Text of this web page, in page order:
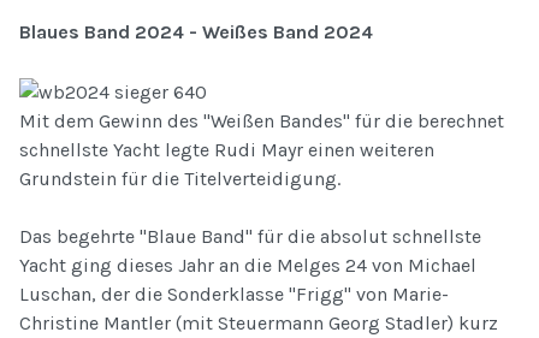
Blaues Band 2024 - Weißes Band 2024
Mit dem Gewinn des "Weißen Bandes" für die berechnet
schnellste Yacht legte Rudi Mayr einen weiteren
Grundstein für die Titelverteidigung.
Das begehrte "Blaue Band" für die absolut schnellste
Yacht ging dieses Jahr an die Melges 24 von Michael
Luschan, der die Sonderklasse "Frigg" von Marie-
Christine Mantler (mit Steuermann Georg Stadler) kurz